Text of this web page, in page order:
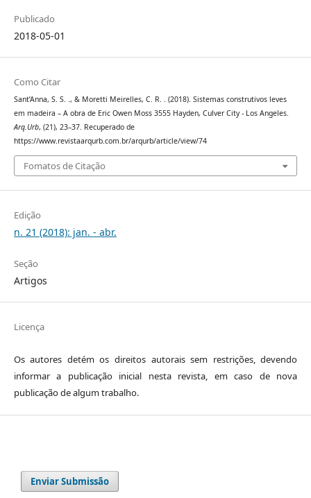
Publicado
2018-05-01
Como Citar
Sant’Anna, S. S. ., & Moretti Meirelles, C. R. . (2018). Sistemas construtivos leves
em madeira – A obra de Eric Owen Moss 3555 Hayden, Culver City - Los Angeles.
Arq.Urb, (21), 23–37. Recuperado de
https://www.revistaarqurb.com.br/arqurb/article/view/74
Fomatos de Citação
Edição
n. 21 (2018): jan. - abr.
Seção
Artigos
Licença
Os autores detém os direitos autorais sem restrições, devendo
informar a publicação inicial nesta revista, em caso de nova
publicação de algum trabalho.
Enviar Submissão